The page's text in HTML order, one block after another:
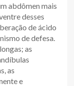
abdômen mais
desses
de ácido
de defesa.
as
as
e